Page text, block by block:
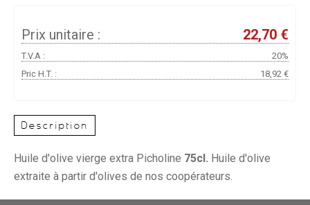
Prix unitaire : 22,70 €
T.V.A :
20%
Pric H.T. :
18,92 €
Description
Huile d'olive vierge extra Picholine 75cl. Huile d'olive
extraite à partir d'olives de nos coopérateurs.